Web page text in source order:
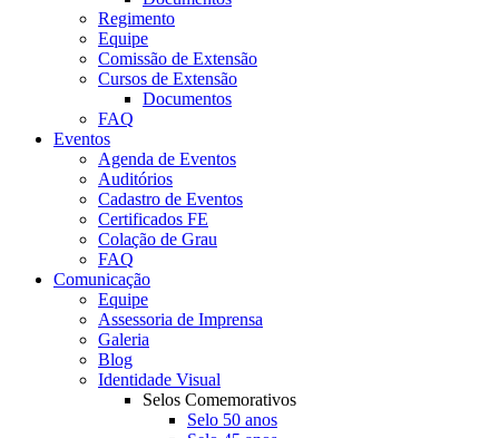
Regimento
Equipe
Comissão de Extensão
Cursos de Extensão
Documentos
FAQ
Eventos
Agenda de Eventos
Auditórios
Cadastro de Eventos
Certificados FE
Colação de Grau
FAQ
Comunicação
Equipe
Assessoria de Imprensa
Galeria
Blog
Identidade Visual
Selos Comemorativos
Selo 50 anos